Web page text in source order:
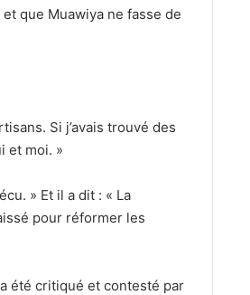
que Muawiya ne fasse de
Si j’avais trouvé des
et moi. »
» Et il a dit : « La
pour réformer les
été critiqué et contesté par